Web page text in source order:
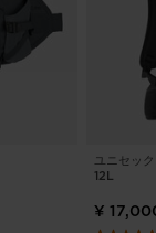
ユニセッ
12L
¥